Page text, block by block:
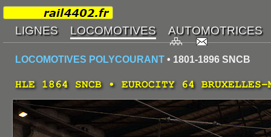
LOCOMOTIVES POLYCOURANT • 1801-1896 SNCB
HLE 1864 SNCB • EUROCITY 64